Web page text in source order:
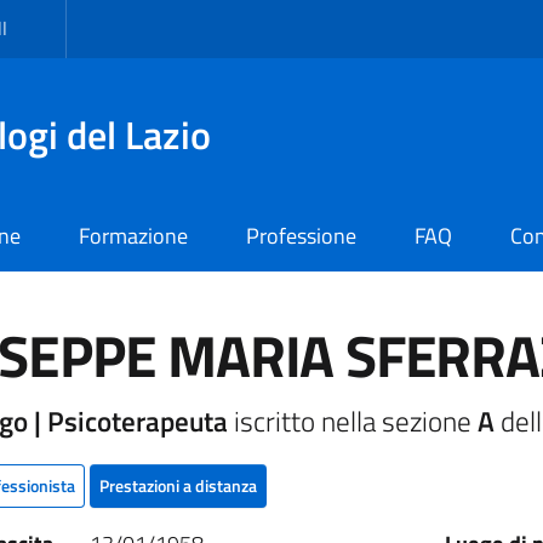
del Lazio
Formazione Professione FAQ
MARIA
| Psicoterapeuta iscritto nella sezioneA
Prestazioni a distanza